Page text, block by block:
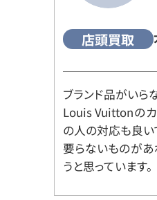
店頭買取
ブランド品がいら
Louis Vuittonの
の人の対応も良い
要らないものがあ
うと思っています。